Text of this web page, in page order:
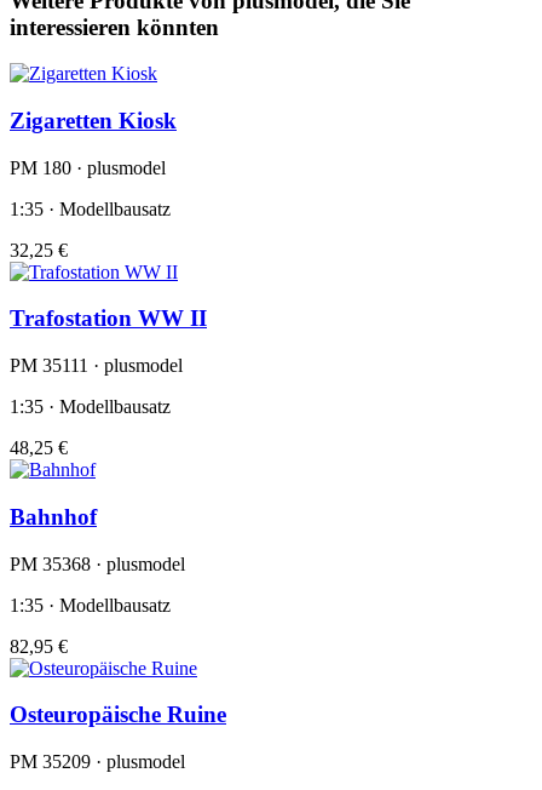
interessieren könnten
Zigaretten Kiosk
PM 180 · plusmodel
1:35 · Modellbausatz
32,25 €
Trafostation WW II
PM 35111 · plusmodel
1:35 · Modellbausatz
48,25 €
Bahnhof
PM 35368 · plusmodel
1:35 · Modellbausatz
82,95 €
Osteuropäische Ruine
PM 35209 · plusmodel